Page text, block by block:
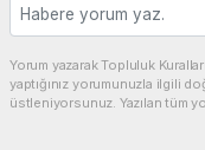
Yorum yazarak Topluluk
yaptığınız yorumunuzla ilgili
üstleniyorsunuz. Yazılan tüm